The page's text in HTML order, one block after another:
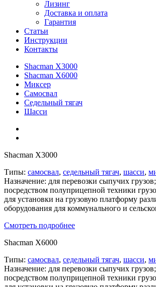
Лизинг
Доставка и оплата
Гарантия
Статьи
Инструкции
Контакты
Shacman X3000
Shacman X6000
Миксер
Самосвал
Седельный тягач
Шасси
Shacman X3000
Типы: самосвал, седельный тягач, шасси,
Назначение: для перевозки сыпучих
посредством полуприцепной техники
для установки на грузовую платформу
оборудования для коммунального и
Смотреть подробнее
Shacman X6000
Типы: самосвал, седельный тягач, шасси,
Назначение: для перевозки сыпучих
посредством полуприцепной техники